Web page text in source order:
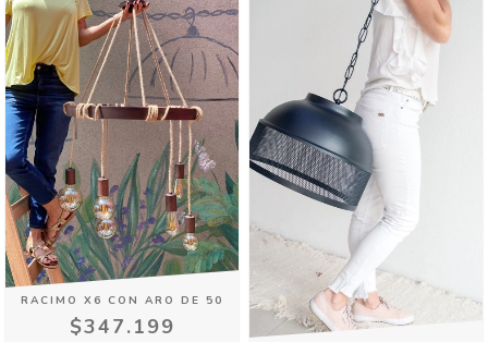
RACIMO X6 CON ARO DE 50
$347.199